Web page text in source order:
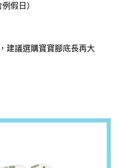
假日）
建議選購寶寶腳底長再大